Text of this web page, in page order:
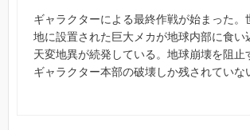
ギャラクターによる最終作戦が始まった。
地に設置された巨大メカが地球内部に食い
天変地異が続発している。地球崩壊を阻止
ギャラクター本部の破壊しか残されていな